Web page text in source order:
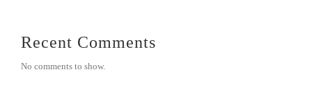
Recent Comments
No comments to show.